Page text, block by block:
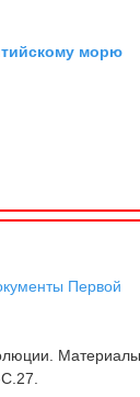
морю
Первой